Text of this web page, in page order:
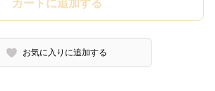
カートに追加する
お気に入りに追加する